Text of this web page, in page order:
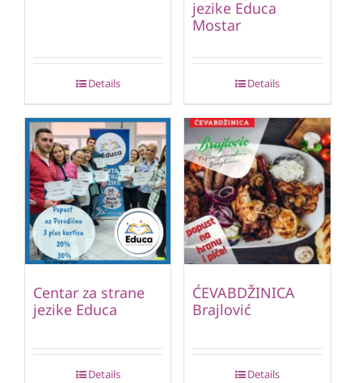
Details
jezike Educa
Mostar
Details
Centar za strane
jezike Educa
Details
ĆEVABDŽINICA
Brajlović
Details